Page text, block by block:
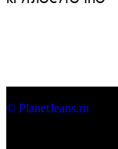
© PlanetJeans.ru